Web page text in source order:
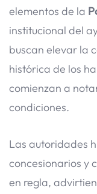
elementos de la
institucional del
buscan elevar la
histórica de los
comienzan a
condiciones.
Las autoridades
concesionarios y
en regla,